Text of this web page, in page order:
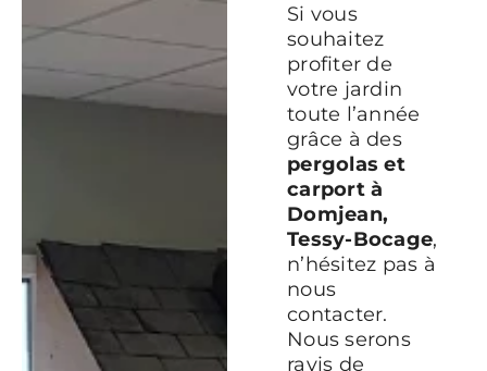
Si vous
souhaitez
profiter de
votre jardin
toute l’année
grâce à des
pergolas et
carport à
Domjean,
Tessy-Bocage,
n’hésitez pas à
nous
contacter.
Nous serons
ravis de